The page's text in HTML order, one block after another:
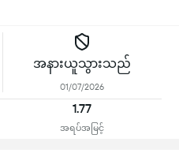
အနားယူသွားသည်
01/07/2026
1.77
အရပ်အမြင့်